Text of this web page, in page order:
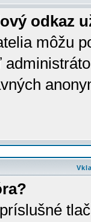
odkaz
môžu